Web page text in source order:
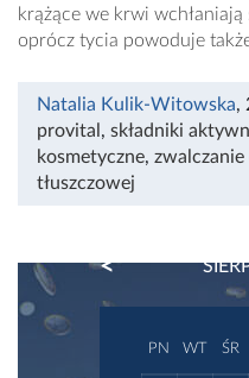
krążące we krwi
oprócz tycia powoduje
Natalia Kulik-Witowska,
provital , składniki
kosmetyczne,
tłuszczowej
PREVIOUS
PN WT ŚR